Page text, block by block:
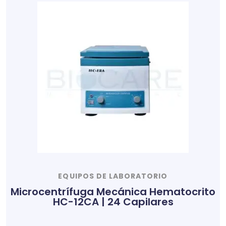
EQUIPOS DE LABORATORIO
Microcentrífuga Mecánica Hematocrito
HC-12CA | 24 Capilares